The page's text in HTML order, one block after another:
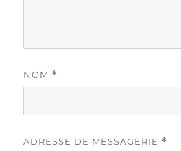
NOM *
ADRESSE DE MESSAGERIE *